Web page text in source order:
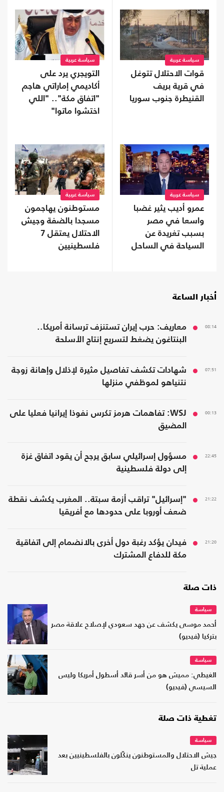
سياسة عربية
قوات الاحتلال تتوغل
في قرية بريف
القنيطرة جنوب سوريا
سياسة عربية
التويجري يرد على
أكاديمي إماراتي هاجم
"اتفاق مكة".. "اللي
اختشوا ماتوا"
سياسة عربية
عمرو أديب يثير غضبا
واسعا في مصر
بسبب تغريدة عن
السياحة في الساحل
سياسة عربية
مستوطنون يهاجمون
مسجدا بالضفة وجيش
الاحتلال يعتقل 7
فلسطينيين
أخبار الساعة
08:14
معاريف: حرب إيران تستنزف ترسانة أمريكا..
البنتاغون يضغط لتسريع إنتاج الأسلحة
07:51
شهادات تكشف تفاصيل مثيرة لإذلال وإهانة زوجة
نتنياهو لموظفي منزلها
00:13
WSJ: تفاهمات هرمز تكرس نفوذا إيرانيا فعليا على
المضيق
22:45
مسؤول إسرائيلي سابق يرجح أن يقود اتفاق غزة
إلى دولة فلسطينية
21:22
"إسرائيل" تراقب أزمة سبتة.. المغرب يكشف نقطة
ضعف أوروبا على حدودها مع أفريقيا
21:20
فيدان يؤكد رغبة دول أخرى بالانضمام إلى اتفاقية
مكة للدفاع المشترك
ذات صلة
سياسة
أحمد موسى يكشف عن جهد سعودي لإصلاح علاقة مصر
بتركيا (فيديو)
سياسة
الغيطي: مميش هو من أسر قائد أسطول أمريكا وليس
السيسي (فيديو)
تغطية ذات صلة
سياسة
جيش الاحتلال والمستوطنون ينكّلون بالفلسطينيين بعد
عملية تل